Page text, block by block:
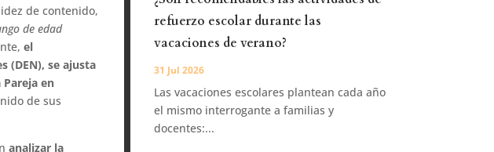
de contenido,
de edad
el
(DEN), se ajusta
en
de sus
analizar la
refuerzo escolar durante las
vacaciones de verano?
31 Jul 2026
Las vacaciones escolares plantean cada año
el mismo interrogante a familias y
docentes:...